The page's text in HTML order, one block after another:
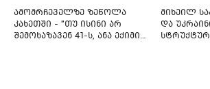
ამომრჩეველზე ზეწოლა
კახეთში - "თუ ისინი არ
შემოხაზავენ 41-ს, ანა ექიმის
მიხეილ
და